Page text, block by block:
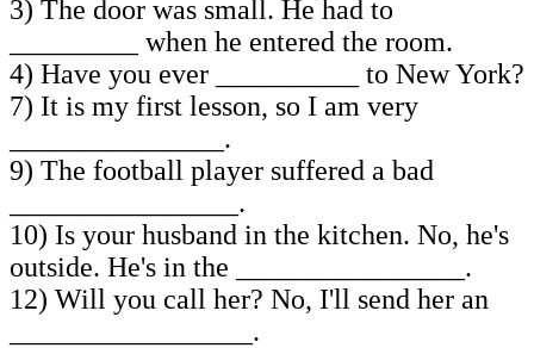
3) The door was small. He had to
_________ when he entered the room.
4) Have you ever __________ to New York?
7) It is my first lesson, so I am very
_______________.
9) The football player suffered a bad
________________.
10) Is your husband in the kitchen. No, he's
outside. He's in the ________________.
12) Will you call her? No, I'll send her an
_________________.